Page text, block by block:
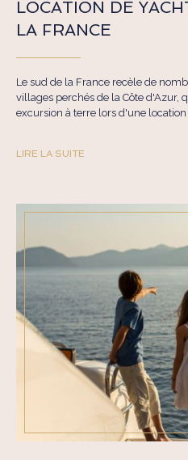
LOCATION DE
LA FRANCE
Le sud de la France recèle de
villages perchés de la Côte d'Azur,
excursion à terre lors d'une
LIRE LA SUITE